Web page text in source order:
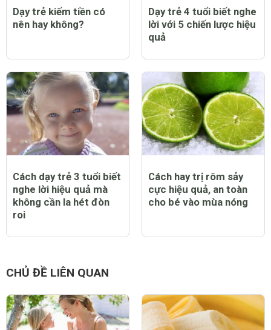
Dạy trẻ kiếm tiền có
nên hay không?
Dạy trẻ 4 tuổi biết nghe
lời với 5 chiến lược hiệu
quả
Cách dạy trẻ 3 tuổi biết
nghe lời hiệu quả mà
không cần la hét đòn
roi
Cách hay trị rôm sảy
cực hiệu quả, an toàn
cho bé vào mùa nóng
CHỦ ĐỀ LIÊN QUAN